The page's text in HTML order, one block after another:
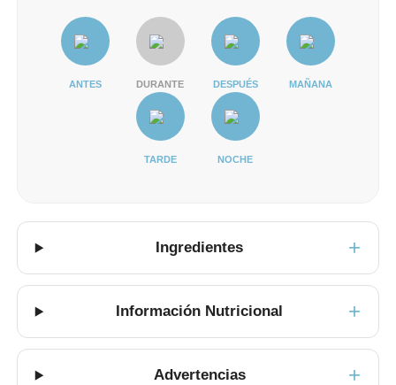
ANTES DURANTE DESPUÉS MAÑANA
TARDE NOCHE
Ingredientes
Información Nutricional
Advertencias